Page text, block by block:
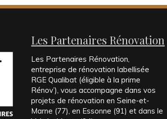
Les Partenaires Rénovation
Les Partenaires Rénovation,
entreprise de rénovation labellisée
RGE Qualibat (éligible à la prime
Rénov’), vous accompagne dans vos
projets de rénovation en Seine-et-
Marne (77), en Essonne (91) et dans le